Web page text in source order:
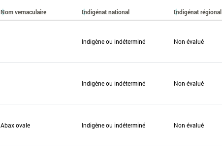
Nom vernaculaire Indigénat national Indigénat régional
Indigène ou indéterminé Non évalué
Indigène ou indéterminé Non évalué
Abax ovale Indigène ou indéterminé Non évalué